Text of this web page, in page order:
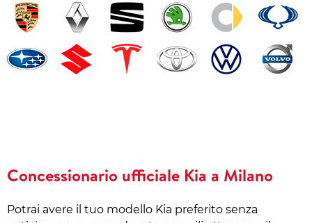
Concessionario ufficiale Kia a Milano
Potrai avere il tuo modello Kia preferito senza